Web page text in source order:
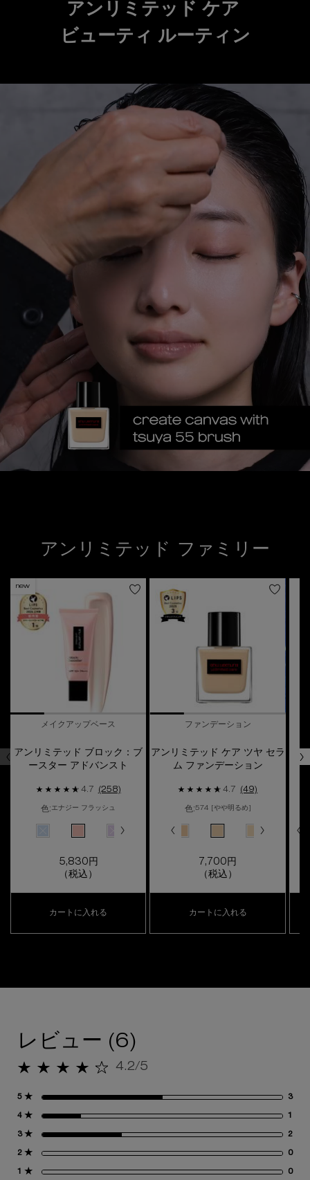
アンリミテッド ケア
ビューティ ルーティン
アンリミテッド ファミリー
new
メイクアップベース
アンリミテッド ブロック：ブ
ースター アドバンスト
4.7 (258)
色: エナジー フラッシュ
色を選択してください
{1} の場合
商品バリエーションは在庫切れです, ルミ ブルー のカラー アンリミ
エナジー フラッシュ のカラー アンリミテッド ブロック：ブ
選択済み
商品バリエーションは在庫切れです, アイシー モ
選択済み
ヌード ベージュ のカラー アンリミテッ
5,830円
（税込）
カートに入れるアンリミテッド ブロック：ブースター アドバンスト
ファンデーション
アンリミテッド ケア ツヤ セラ
ム ファンデーション
4.7 (49)
色:574 [やや明るめ]
色を選択してください
{1} の場合
リミテッド ケア ツヤ セラム ファンデーション、1/20
ラー アンリミテッド ケア ツヤ セラム ファンデーション、2/20
463 [標準的な明るさ] のカラー アンリミテッド ケア ツヤ セラム ファンデーシ
472 のカラー アンリミテッド ケア ツヤ セラム ファンデーション、4/
484 [明るめ] のカラー アンリミテッド ケア ツヤ セラム フ
選択済み
544 のカラー アンリミテッド ケア ツヤ セラム フ
選択済み
554 [やや暗め] のカラー アンリミテッド
564（標準色） [標準的な明るさ
574 [やや明るめ] のカ
選択済み
584 [明るめ]
選択
594
7,700円
（税込）
カートに入れるアンリミテッド ケ
ア
375 のカラー アンリミテッド ラ
463 [標準的な明るさ] のカ
474 [やや明るめ] のカ
選択済み
商品バリエーショ
選択済み
534 [とても
選択済み
544 の
選
商
レビュー (6)
5星中4.2。 4.2/5
5 ★
3
4 ★
1
3 ★
2
2 ★
0
1 ★
0